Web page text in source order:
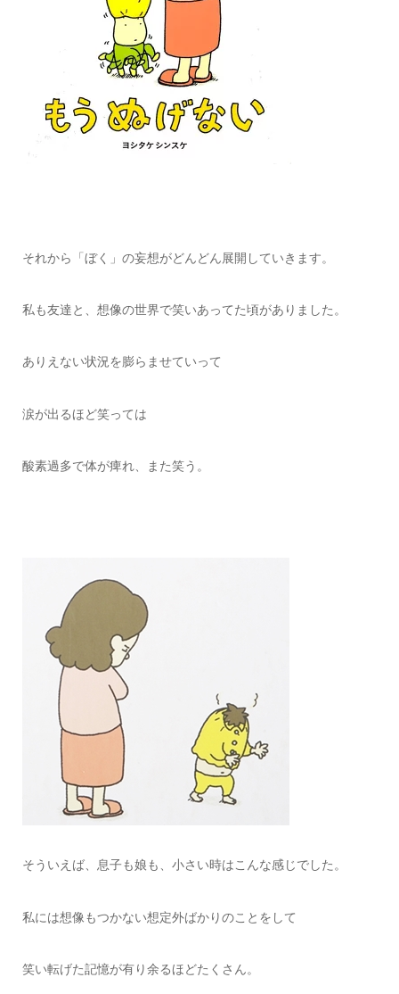
それから「ぼく」の妄想がどんどん展開していきます。
私も友達と、想像の世界で笑いあってた頃がありました。
ありえない状況を膨らませていって
涙が出るほど笑っては
酸素過多で体が痺れ、また笑う。
そういえば、息子も娘も、小さい時はこんな感じでした。
私には想像もつかない想定外ばかりのことをして
笑い転げた記憶が有り余るほどたくさん。